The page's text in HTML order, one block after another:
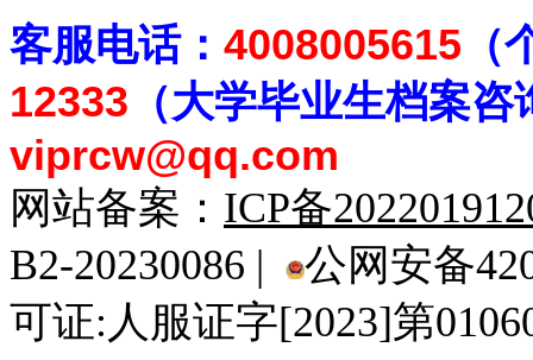
客服电话： 4008005615
12333 （大学毕业生档案咨
viprcw@qq.com
网站备案： ICP备
B2-20230086 |
公网安备
可证:人服证字[2023]第